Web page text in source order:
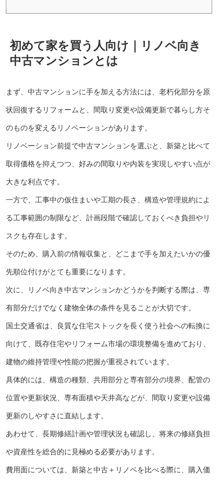
初めて家を買う人向け｜リノベ向き
中古マンションとは
まず、中古マンションに手を加える方法には、老朽化部分を原
状回復するリフォームと、間取り変更や設備更新で暮らし方そ
のものを変えるリノベーションがあります。
リノベーション前提で中古マンションを選ぶと、新築と比べて
取得価格を抑えつつ、好みの間取りや内装を実現しやすい点が
大きな利点です。
一方で、工事中の仮住まいや工期の長さ、構造や管理規約によ
る工事範囲の制限など、計画段階で確認しておくべき負担やリ
スクも存在します。
そのため、購入前の情報収集と、どこまで手を加えたいかの優
先順位付けがとても重要になります。
次に、リノベ向き中古マンションかどうかを判断する際は、専
有部分だけでなく建物全体の条件を見ることが大切です。
国土交通省は、良質な住宅ストックを長く使う社会への転換に
向けて、既存住宅やリフォーム市場の環境整備を進めており、
建物の維持管理や性能の把握が重視されています。
具体的には、構造の種類、共用部分と専有部分の境界、配管の
位置や更新状況、専有面積や天井高などが、間取り変更や設備
更新のしやすさに直結します。
あわせて、長期修繕計画や管理状況も確認し、将来の修繕負担
や資産性を総合的に見極める必要があります。
費用面については、新築と中古＋リノベを比べる際に、購入価